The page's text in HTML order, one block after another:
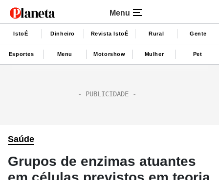
Menu
IstoÉ Dinheiro Revista IstoÉ Rural Gente
Esportes Menu Motorshow Mulher Pet
Saúde
Grupos de enzimas atuantes